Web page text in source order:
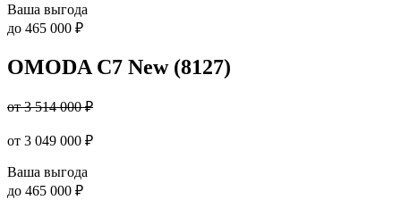
Ваша выгода
до 465 000 ₽
OMODA C7 New (8127)
от 3 514 000 ₽
от 3 049 000 ₽
Ваша выгода
до 465 000 ₽